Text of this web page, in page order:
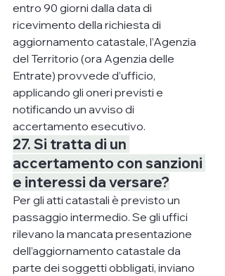
entro 90 giorni dalla data di
ricevimento della richiesta di
aggiornamento catastale, l’Agenzia
del Territorio (ora Agenzia delle
Entrate) provvede d’ufficio,
applicando gli oneri previsti e
notificando un avviso di
accertamento esecutivo.
27. Si tratta di un
accertamento con sanzioni
e interessi da versare?
Per gli atti catastali è previsto un
passaggio intermedio. Se gli uffici
rilevano la mancata presentazione
dell’aggiornamento catastale da
parte dei soggetti obbligati, inviano